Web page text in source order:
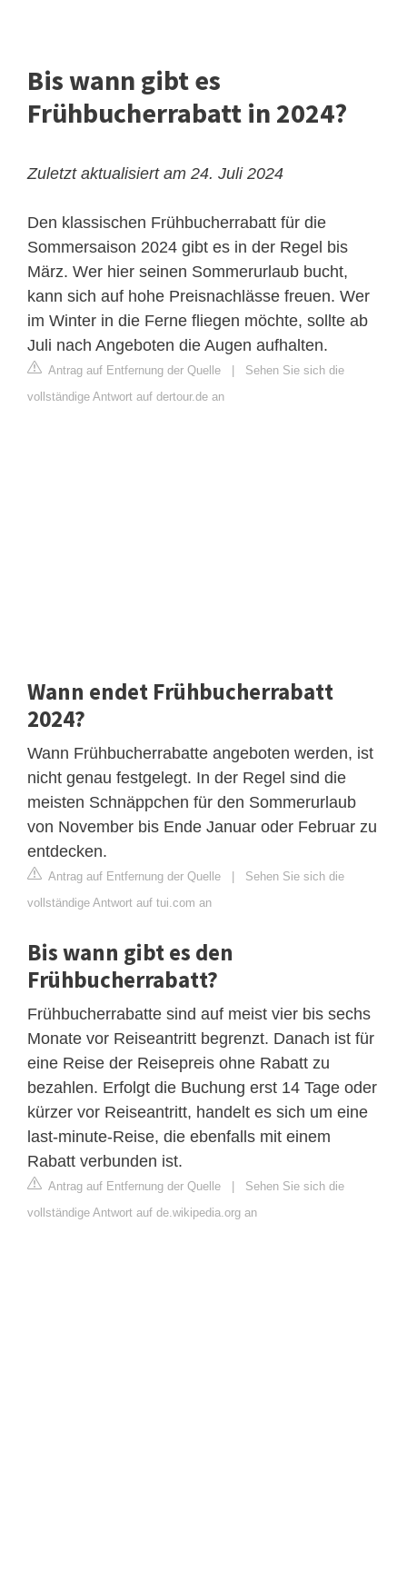
Bis wann gibt es
Frühbucherrabatt in 2024?
Zuletzt aktualisiert am 24. Juli 2024
Den klassischen Frühbucherrabatt für die
Sommersaison 2024 gibt es in der Regel bis
März. Wer hier seinen Sommerurlaub bucht,
kann sich auf hohe Preisnachlässe freuen. Wer
im Winter in die Ferne fliegen möchte, sollte ab
Juli nach Angeboten die Augen aufhalten.
Antrag auf Entfernung der Quelle
Sehen Sie sich die
vollständige Antwort auf dertour.de an
Wann endet Frühbucherrabatt
2024?
Wann Frühbucherrabatte angeboten werden, ist
nicht genau festgelegt. In der Regel sind die
meisten Schnäppchen für den Sommerurlaub
von November bis Ende Januar oder Februar zu
entdecken.
Antrag auf Entfernung der Quelle
Sehen Sie sich die
vollständige Antwort auf tui.com an
Bis wann gibt es den
Frühbucherrabatt?
Frühbucherrabatte sind auf meist vier bis sechs
Monate vor Reiseantritt begrenzt. Danach ist für
eine Reise der Reisepreis ohne Rabatt zu
bezahlen. Erfolgt die Buchung erst 14 Tage oder
kürzer vor Reiseantritt, handelt es sich um eine
last-minute-Reise, die ebenfalls mit einem
Rabatt verbunden ist.
Antrag auf Entfernung der Quelle
Sehen Sie sich die
vollständige Antwort auf de.wikipedia.org an